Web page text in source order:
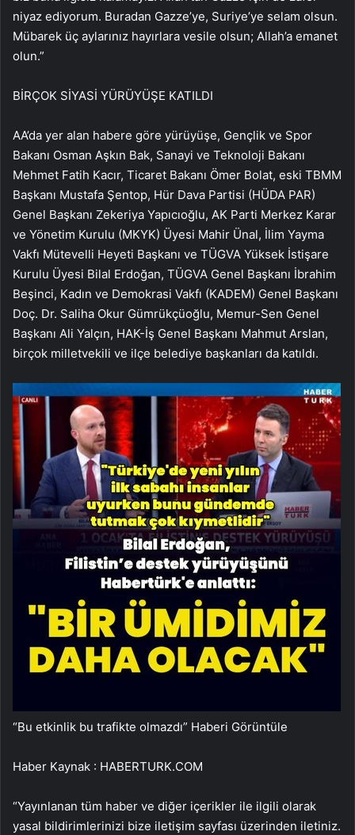
niyaz ediyorum. Buradan Gazze’ye, Suriye’ye selam olsun.
Mübarek üç aylarınız hayırlara vesile olsun; Allah’a emanet
olun.”
BİRÇOK SİYASİ YÜRÜYÜŞE KATILDI
AA’da yer alan habere göre yürüyüşe, Gençlik ve Spor
Bakanı Osman Aşkın Bak, Sanayi ve Teknoloji Bakanı
Mehmet Fatih Kacır, Ticaret Bakanı Ömer Bolat, eski TBMM
Başkanı Mustafa Şentop, Hür Dava Partisi (HÜDA PAR)
Genel Başkanı Zekeriya Yapıcıoğlu, AK Parti Merkez Karar
ve Yönetim Kurulu (MKYK) Üyesi Mahir Ünal, İlim Yayma
Vakfı Mütevelli Heyeti Başkanı ve TÜGVA Yüksek İstişare
Kurulu Üyesi Bilal Erdoğan, TÜGVA Genel Başkanı İbrahim
Beşinci, Kadın ve Demokrasi Vakfı (KADEM) Genel Başkanı
Doç. Dr. Saliha Okur Gümrükçüoğlu, Memur-Sen Genel
Başkanı Ali Yalçın, HAK-İş Genel Başkanı Mahmut Arslan,
birçok milletvekili ve ilçe belediye başkanları da katıldı.
“Bu etkinlik bu trafikte olmazdı” Haberi Görüntüle
Haber Kaynak : HABERTURK.COM
“Yayınlanan tüm haber ve diğer içerikler ile ilgili olarak
yasal bildirimlerinizi bize iletişim sayfası üzerinden iletiniz.